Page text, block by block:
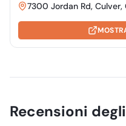
7300 Jordan Rd, Culver,
Recensioni